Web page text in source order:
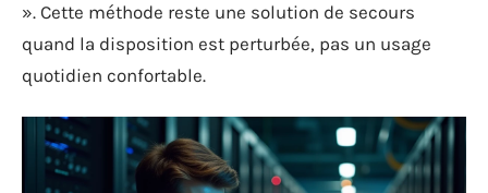
». Cette méthode reste une solution de secours
quand la disposition est perturbée, pas un usage
quotidien confortable.